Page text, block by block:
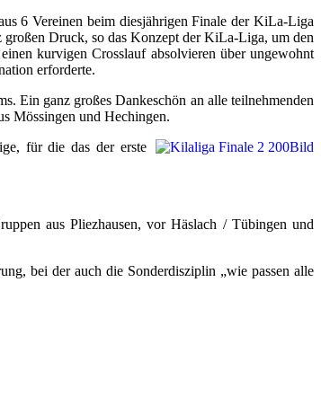
6 Vereinen beim diesjährigen Finale der KiLa-Liga
Druck, so das Konzept der KiLa-Liga, um den
kurvigen Crosslauf absolvieren über ungewohnt
erforderte.
Ein ganz großes Dankeschön an alle teilnehmenden
Mössingen und Hechingen.
für die das der erste
aus Pliezhausen, vor Häslach / Tübingen und
bei der auch die Sonderdisziplin „wie passen alle